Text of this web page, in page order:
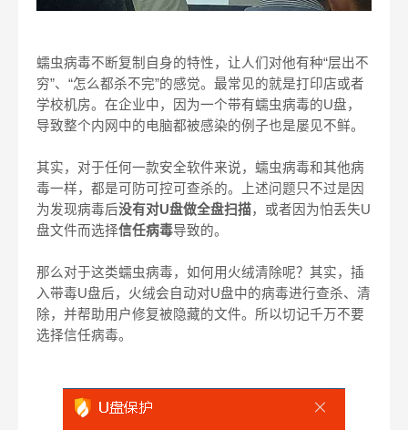
蠕虫病毒不断复制自身的特性，让人们对他有种“层出不
穷”、“怎么都杀不完”的感觉。最常见的就是打印店或者
学校机房。在企业中，因为一个带有蠕虫病毒的U盘，
导致整个内网中的电脑都被感染的例子也是屡见不鲜。
其实，对于任何一款安全软件来说，蠕虫病毒和其他病
毒一样，都是可防可控可查杀的。上述问题只不过是因
为发现病毒后没有对U盘做全盘扫描，或者因为怕丢失U
盘文件而选择信任病毒导致的。
那么对于这类蠕虫病毒，如何用火绒清除呢？其实，插
入带毒U盘后，火绒会自动对U盘中的病毒进行查杀、清
除，并帮助用户修复被隐藏的文件。所以切记千万不要
选择信任病毒。